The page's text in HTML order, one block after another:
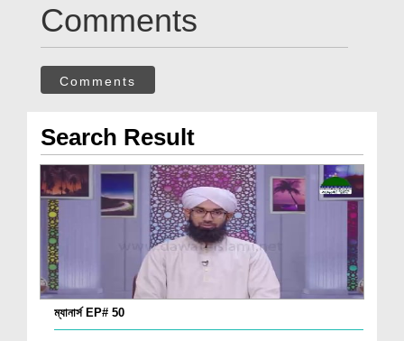
Comments
Comments
Search Result
ম্যানার্স EP# 50